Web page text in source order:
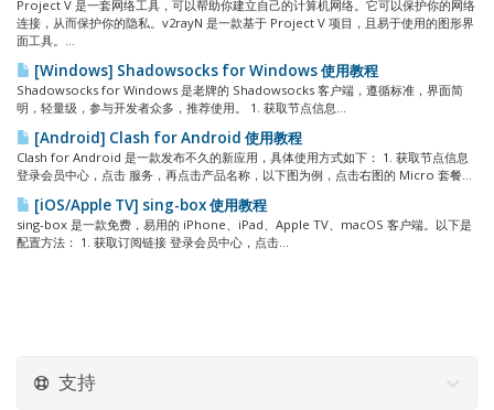
Project V 是一套网络工具，可以帮助你建立自己的计算机网络。它可以保护你的网络
连接，从而保护你的隐私。v2rayN 是一款基于 Project V 项目，且易于使用的图形界
面工具。...
[Windows] Shadowsocks for Windows 使用教程
Shadowsocks for Windows 是老牌的 Shadowsocks 客户端，遵循标准，界面简
明，轻量级，参与开发者众多，推荐使用。 1. 获取节点信息...
[Android] Clash for Android 使用教程
Clash for Android 是一款发布不久的新应用，具体使用方式如下： 1. 获取节点信息
登录会员中心，点击 服务，再点击产品名称，以下图为例，点击右图的 Micro 套餐...
[iOS/Apple TV] sing-box 使用教程
sing-box 是一款免费，易用的 iPhone、iPad、Apple TV、macOS 客户端。以下是
配置方法： 1. 获取订阅链接 登录会员中心，点击...
支持